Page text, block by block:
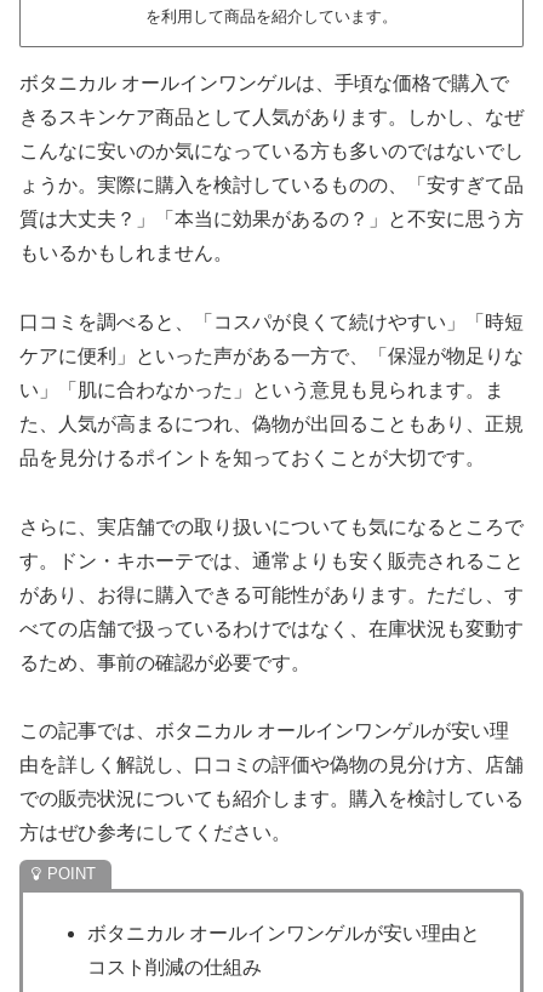
を利用して商品を紹介しています。
ボタニカル オールインワンゲルは、手頃な価格で購入で
きるスキンケア商品として人気があります。しかし、なぜ
こんなに安いのか気になっている方も多いのではないでし
ょうか。実際に購入を検討しているものの、「安すぎて品
質は大丈夫？」「本当に効果があるの？」と不安に思う方
もいるかもしれません。
口コミを調べると、「コスパが良くて続けやすい」「時短
ケアに便利」といった声がある一方で、「保湿が物足りな
い」「肌に合わなかった」という意見も見られます。ま
た、人気が高まるにつれ、偽物が出回ることもあり、正規
品を見分けるポイントを知っておくことが大切です。
さらに、実店舗での取り扱いについても気になるところで
す。ドン・キホーテでは、通常よりも安く販売されること
があり、お得に購入できる可能性があります。ただし、す
べての店舗で扱っているわけではなく、在庫状況も変動す
るため、事前の確認が必要です。
この記事では、ボタニカル オールインワンゲルが安い理
由を詳しく解説し、口コミの評価や偽物の見分け方、店舗
での販売状況についても紹介します。購入を検討している
方はぜひ参考にしてください。
ボタニカル オールインワンゲルが安い理由と
コスト削減の仕組み